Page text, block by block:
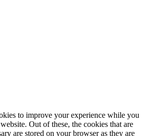
to improve your experience while you
Out of these, the cookies that are
are stored on your browser as they are